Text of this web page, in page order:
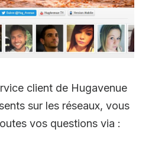
client de Hugavenue
sur les réseaux, vous
vos questions via :